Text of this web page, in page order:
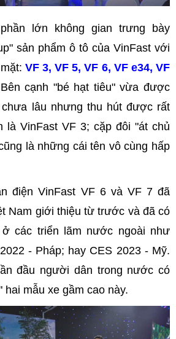
lớn không gian trưng bày
sản phẩm ô tô của VinFast với
VF 3, VF 5, VF 6, VF e34, VF
cạnh "bé hạt tiêu" vừa được
lâu nhưng thu hút được rất
là VinFast VF 3; cặp đôi "át chủ
là những cái tên vô cùng hấp
điện VinFast VF 6 và VF 7 đã
Nam giới thiệu từ trước và đã có
ở các triển lãm nước ngoài như
- Pháp; hay CES 2023 - Mỹ.
đầu người dân trong nước có
hai mẫu xe gầm cao này.